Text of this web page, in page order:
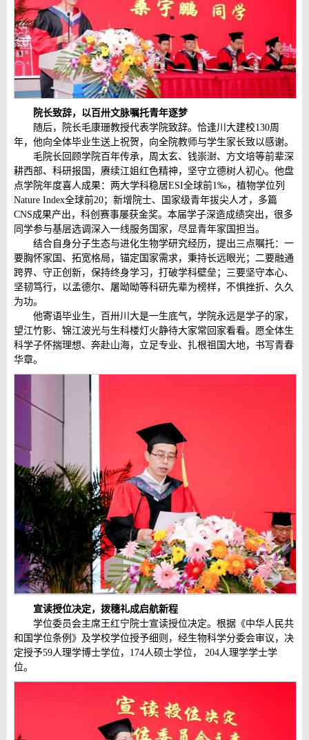
院长致辞，以百卅文脉嘱托青年逐梦
随后，院长毛康珊教授代表学院致辞。恰逢川大建校130周
年，他向全体毕业生送上祝贺，向全院教师与学生家长致以感谢。
毛院长回顾学院百年传承，周太玄、钱崇澍、方文培等前辈深
耕西部、科研报国，赓续江姐红色精神，坚守立德树人初心。他盘
点学院年度喜人成果：两大学科稳居ESI全球前1‰，植物学位列
Nature Index全球前20；新增院士、国家级青年拔尖人才，多篇
CNS成果产出，科创赛事屡获金奖。本届学子深造成绩突出，很多
同学参与基层选调深入一线服务国家，尽显青年家国担当。
结合自身分子生态与进化生物学研究经历，提出三点嘱托：一
要胸怀家国、拓宽格局，锚定国家需求，秉持长远眼光；二要融通
跨界、守正创新，保持终身学习，打破学科壁垒；三要坚守本心、
坚韧笃行，以孟德尔、屠呦呦等科研先辈为榜样，不惧挫折、久久
为功。
他寄语毕业生，百卅川大是一生底气，学院永远是学子的家，
望江竹影、锦江波光与生科楼灯火静待大家常回家看看。愿全体生
科学子怀揣理想、奔赴山海，立足专业、扎根祖国大地，书写青春
华章。
宣读授位决定，拨穗礼成启航新程
学位委员会主席王红宁院士宣读授位决定。根据《中华人民共
和国学位条例》及学校学位授予细则，经生物科学分委会审议，决
定授予59人理学博士学位，174人硕士学位， 204人理学学士学
位。